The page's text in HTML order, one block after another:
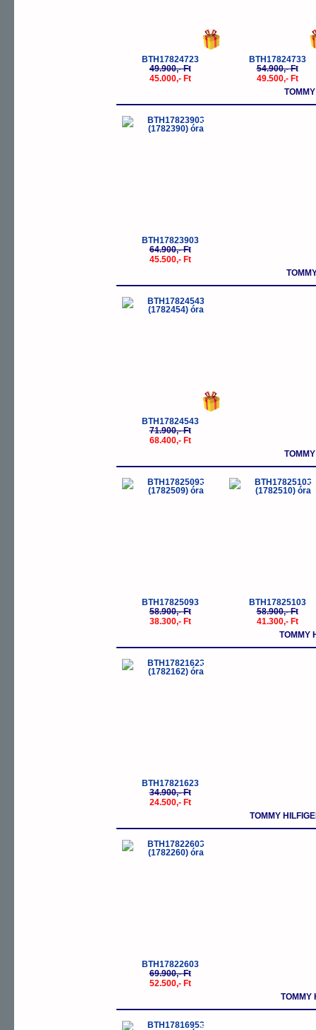
BTH17824723
49.900,- Ft
45.000,- Ft
BTH17824733
54.900,- Ft
49.500,- Ft
-30%
BTH17823903
64.900,- Ft
45.500,- Ft
-5%
BTH17824543
71.900,- Ft
68.400,- Ft
-35%
BTH17825093
58.900,- Ft
38.300,- Ft
-
BTH17825103
58.900,- Ft
41.300,- Ft
TOMMY
-30%
BTH17821623
34.900,- Ft
24.500,- Ft
TOMMY
-25%
BTH17822603
69.900,- Ft
52.500,- Ft
TOMMY
-50%